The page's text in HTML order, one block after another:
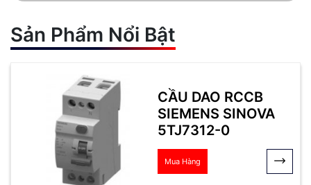
Sản Phẩm Nổi Bật
CẦU DAO RCCB
SIEMENS SINOVA
5TJ7312-0
Mua Hàng